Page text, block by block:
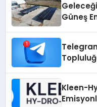
Güneş
Kleen-